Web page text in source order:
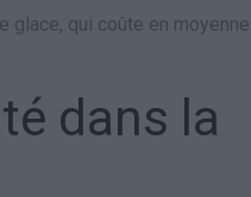
glace, qui coûte en
dans la